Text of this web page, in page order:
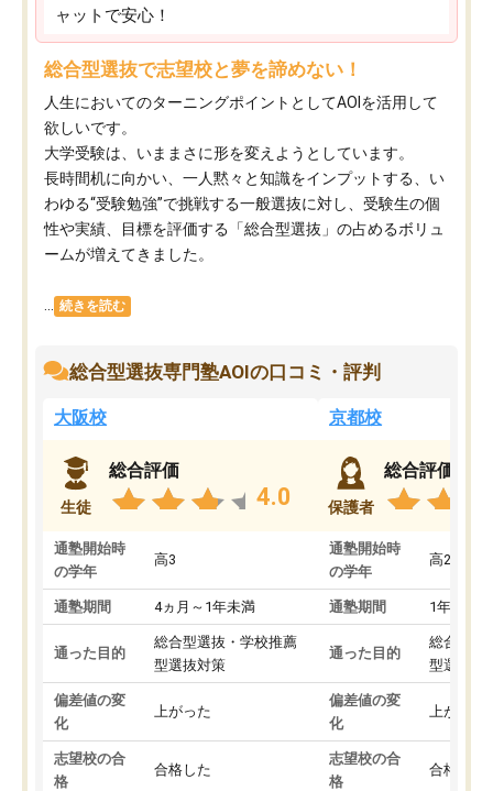
ャットで安心！
総合型選抜で志望校と夢を諦めない！
人生においてのターニングポイントとしてAOIを活用して
欲しいです。
大学受験は、いままさに形を変えようとしています。
長時間机に向かい、一人黙々と知識をインプットする、い
わゆる“受験勉強”で挑戦する一般選抜に対し、受験生の個
性や実績、目標を評価する「総合型選抜」の占めるボリュ
ームが増えてきました。
続きを読む
総合型選抜専門塾AOIの口コミ・評判
大阪校
生徒
総合評価
4.0
通塾開始時
の学年
高3
通塾期間 4ヵ月～1年未満
通った目的
総合型選抜・学校推薦
型選抜対策
偏差値の変
化
上がった
志望校の合
格
合格した
京都校
保護者
総合評価
通塾開始時
の学年
高2
通塾期間 1年以上
通った目的
総合型選
型選抜対
偏差値の変
化
上がった
志望校の合
格
合格した